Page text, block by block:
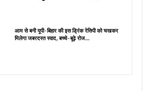
आम से बनी यूपी-बिहार की इस ड्रिंक रेसिपी को चखकर
मिलेगा जबरदस्त स्वाद, बच्चे-बूढ़े रोज…